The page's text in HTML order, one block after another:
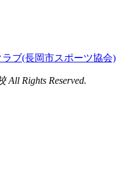
ラブ(長岡市スポーツ協会)
Rights Reserved.